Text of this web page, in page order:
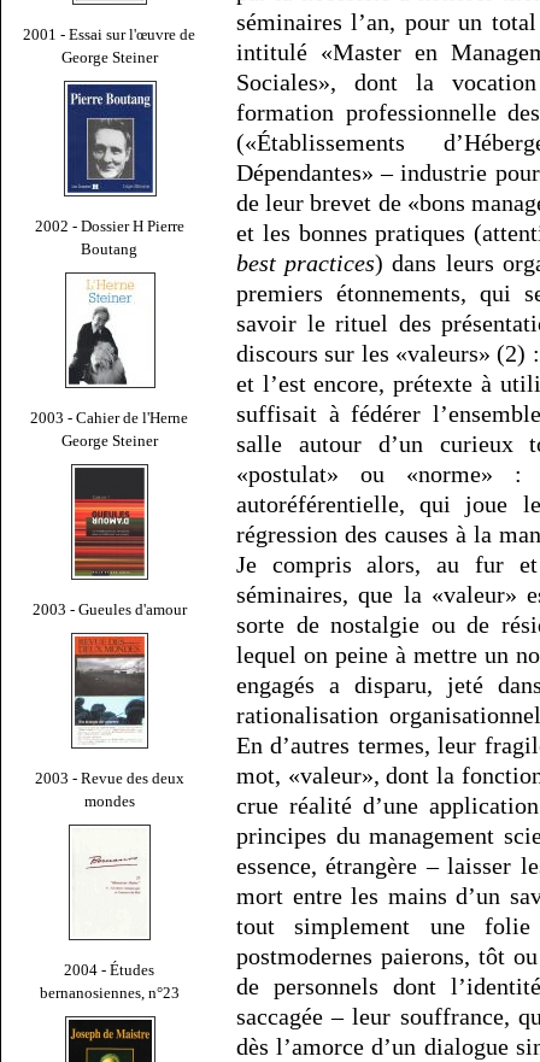
2001 - Essai sur l'œuvre de
George Steiner
2002 - Dossier H Pierre
Boutang
2003 - Cahier de l'Herne
George Steiner
2003 - Gueules d'amour
2003 - Revue des deux
mondes
2004 - Études
bernanosiennes, n°23
séminaires l’an, pour un
intitulé «Master en
Sociales», dont la
formation professionnelle
(«Établissements
Dépendantes» – industrie
de leur brevet de «bons
et les bonnes pratiques
best practices) dans leurs
premiers étonnements, qui
savoir le rituel des
discours sur les «valeurs»
et l’est encore, prétexte à
suffisait à fédérer
salle autour d’un curieux
«postulat» ou «norme» :
autoréférentielle, qui joue
régression des causes à la
Je compris alors, au fur
séminaires, que la «valeur»
sorte de nostalgie ou de
lequel on peine à mettre un
engagés a disparu, jeté
rationalisation
En d’autres termes, leur
mot, «valeur», dont la
crue réalité d’une
principes du management
essence, étrangère – laisser
mort entre les mains d’un
tout simplement une folie
postmodernes paierons, tôt
de personnels dont
saccagée – leur souffrance,
dès l’amorce d’un dialogue